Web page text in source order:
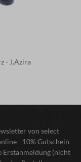
- J.Azira
von select
- 10% Gutschein
Erstanmeldung (nicht